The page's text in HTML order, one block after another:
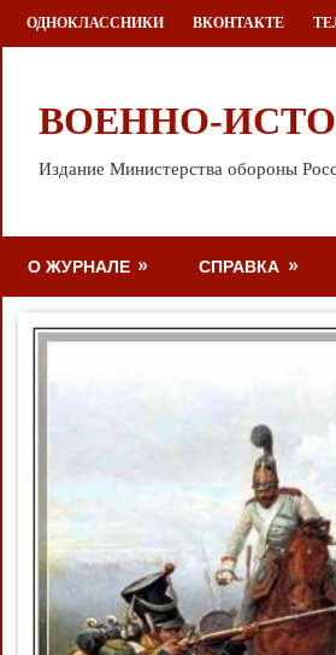
Перейти
к
ОДНОКЛАССНИКИ ВКОНТАКТЕ
ВОЕННО-
Издание Министерства обороны
О ЖУРНАЛЕ СПРАВКА